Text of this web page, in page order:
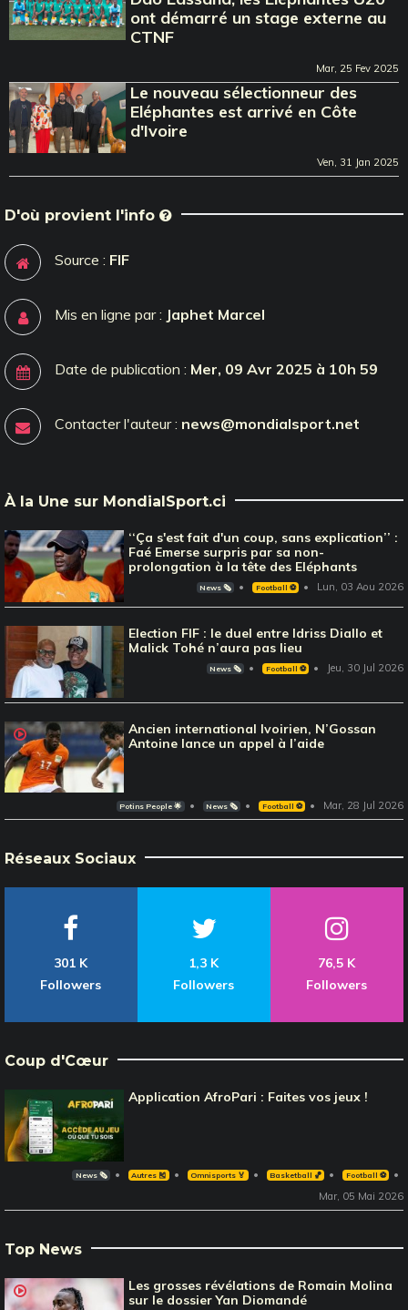
ont démarré un stage externe au
CTNF
Mar, 25 Fev 2025
Le nouveau sélectionneur des
Eléphantes est arrivé en Côte
d'Ivoire
Ven, 31 Jan 2025
D'où provient l'info
Source : FIF
Mis en ligne par : Japhet Marcel
Date de publication : Mer, 09 Avr 2025 à 10h 59
Contacter l'auteur : news@mondialsport.net
À la Une sur MondialSport.ci
‘‘Ça s'est fait d'un coup, sans explication’’ :
Faé Emerse surpris par sa non-
prolongation à la tête des Eléphants
News 🗞️ Football ⚽️ Lun, 03 Aou 2026
Election FIF : le duel entre Idriss Diallo et
Malick Tohé n’aura pas lieu
News 🗞️ Football ⚽️ Jeu, 30 Jul 2026
Ancien international Ivoirien, N’Gossan
Antoine lance un appel à l’aide
Potins People 🌟 News 🗞️ Football ⚽️ Mar, 28 Jul 2026
Réseaux Sociaux
301 K
Followers
1,3 K
Followers
76,5 K
Followers
Coup d'Cœur
Application AfroPari : Faites vos jeux !
News 🗞️ Autres 🎽 Omnisports 🏅 Basketball 🏀 Football ⚽️
Mar, 05 Mai 2026
Top News
Les grosses révélations de Romain Molina
sur le dossier Yan Diomandé